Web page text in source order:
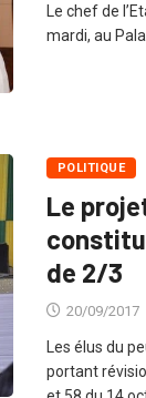
Le chef de
mardi, au
POLITIQUE
Le
de 2/3
20/09/2017
Les élus du
portant